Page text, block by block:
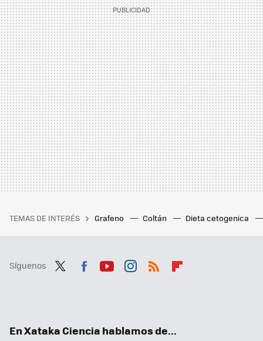
TEMAS DE INTERÉS Grafeno Coltán Dieta cetogenica
Síguenos
En Xataka Ciencia hablamos de...